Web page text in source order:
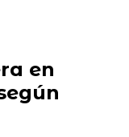
en